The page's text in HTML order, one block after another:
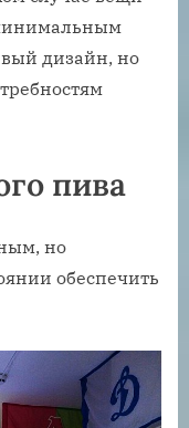
дизайн, но
пива
но
обеспечить